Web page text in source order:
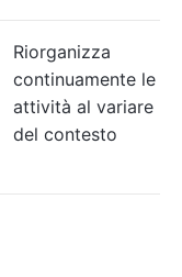
Riorganizza
continuamente le
attività al variare
del contesto